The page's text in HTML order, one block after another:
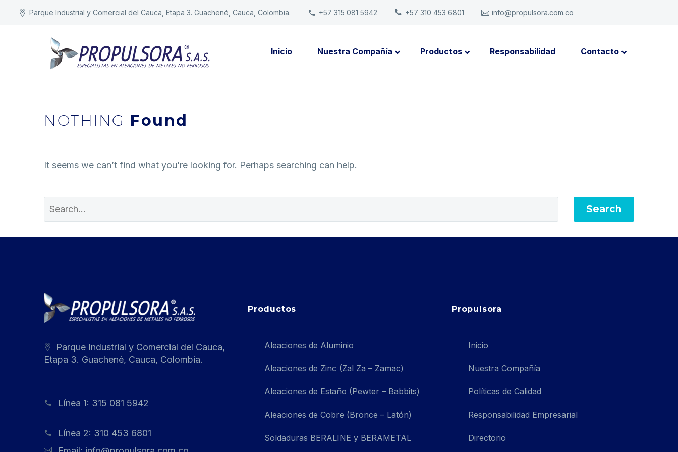
Parque Industrial y Comercial del Cauca, Etapa 3. Guachené, Cauca, Colombia. +57 315 081 5942 +57 310 453 6801 info@propulsora.com.co
Inicio Nuestra Compañía Productos Responsabilidad Contacto
NOTHING Found
It seems we can’t find what you’re looking for. Perhaps searching can help.
Search
Parque Industrial y Comercial del Cauca,
Etapa 3. Guachené, Cauca, Colombia.
Línea 1: 315 081 5942
Línea 2: 310 453 6801
Productos
Aleaciones de Aluminio
Aleaciones de Zinc (Zal Za – Zamac)
Aleaciones de Estaño (Pewter – Babbits)
Aleaciones de Cobre (Bronce – Latón)
Soldaduras BERALINE y BERAMETAL
Propulsora
Inicio
Nuestra Compañía
Políticas de Calidad
Responsabilidad Empresarial
Directorio